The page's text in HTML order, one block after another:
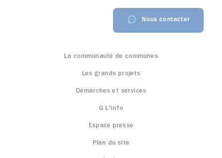
Nous contacter
La communauté de communes
Les grands projets
Démarches et services
G L'info
Espace presse
Plan du site